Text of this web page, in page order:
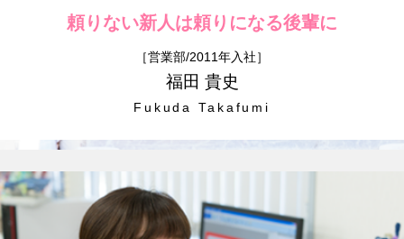
頼りない新人は頼りになる後輩に
［営業部/2011年入社］
福田 貴史
Fukuda Takafumi